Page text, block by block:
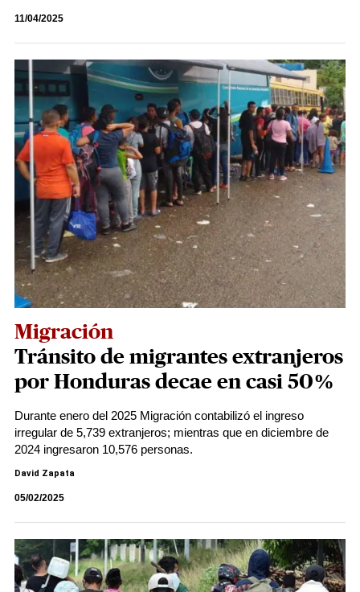
11/04/2025
Migración
Tránsito de migrantes extranjeros
por Honduras decae en casi 50%
Durante enero del 2025 Migración contabilizó el ingreso
irregular de 5,739 extranjeros; mientras que en diciembre de
2024 ingresaron 10,576 personas.
David Zapata
05/02/2025